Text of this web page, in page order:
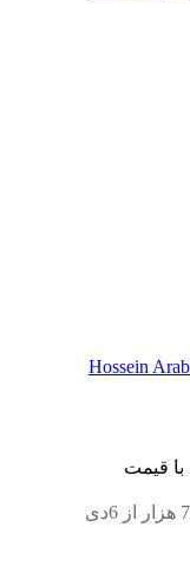
Hossein
با قیمت
دی 600 همین الان هم 600 تا 700 هزار از 6دی